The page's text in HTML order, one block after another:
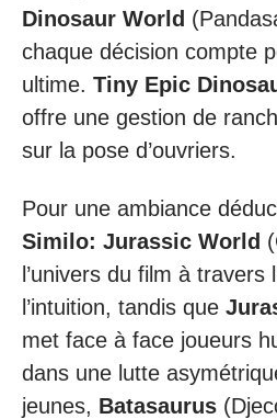
Dinosaur World
chaque décision compte
ultime. Tiny Epic
offre une gestion de
sur la pose d’ouvriers.
Pour une ambiance
Similo: Jurassic World
l’univers du film à travers
l’intuition, tandis que
met face à face joueurs
dans une lutte
jeunes, Batasaurus